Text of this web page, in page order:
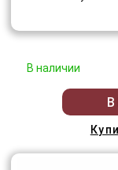
В наличии